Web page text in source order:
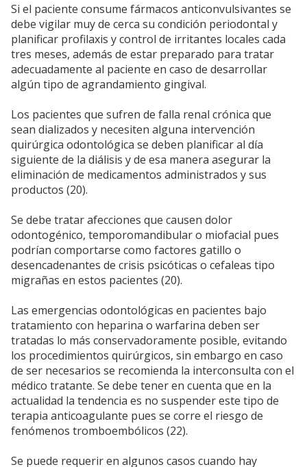
Si el paciente consume fármacos anticonvulsivantes se
debe vigilar muy de cerca su condición periodontal y
planificar profilaxis y control de irritantes locales cada
tres meses, además de estar preparado para tratar
adecuadamente al paciente en caso de desarrollar
algún tipo de agrandamiento gingival.
Los pacientes que sufren de falla renal crónica que
sean dializados y necesiten alguna intervención
quirúrgica odontológica se deben planificar al día
siguiente de la diálisis y de esa manera asegurar la
eliminación de medicamentos administrados y sus
productos (20).
Se debe tratar afecciones que causen dolor
odontogénico, temporomandibular o miofacial pues
podrían comportarse como factores gatillo o
desencadenantes de crisis psicóticas o cefaleas tipo
migrañas en estos pacientes (20).
Las emergencias odontológicas en pacientes bajo
tratamiento con heparina o warfarina deben ser
tratadas lo más conservadoramente posible, evitando
los procedimientos quirúrgicos, sin embargo en caso
de ser necesarios se recomienda la interconsulta con el
médico tratante. Se debe tener en cuenta que en la
actualidad la tendencia es no suspender este tipo de
terapia anticoagulante pues se corre el riesgo de
fenómenos tromboembólicos (22).
Se puede requerir en algunos casos cuando hay